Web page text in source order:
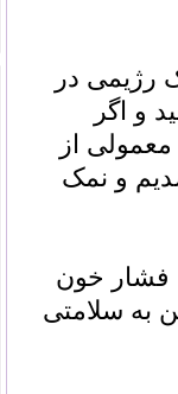
در
اگر
از
و نمک
خون
سلامتی